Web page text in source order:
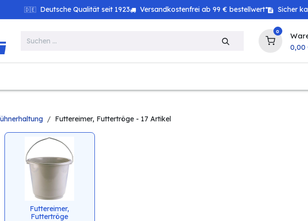
🇩🇪 Deutsche Qualität seit 1923 Versandkostenfrei ab 99 € bestellwert* Sicher
0
0,00
Futtereimer, Futtertröge- 17 Artikel
Futtereimer,
Futtertröge